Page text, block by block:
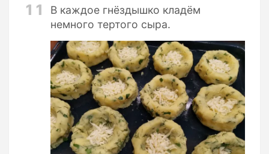
11
В каждое гнёздышко кладём
немного тертого сыра.